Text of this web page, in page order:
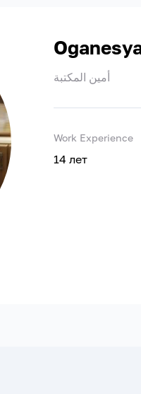
أمين المكتبة
Work Experience
14 лет